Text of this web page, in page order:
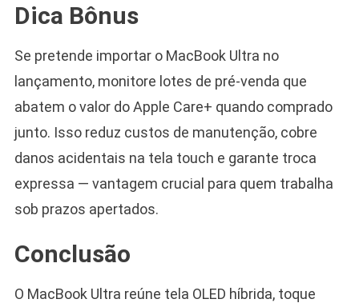
Dica Bônus
Se pretende importar o MacBook Ultra no
lançamento, monitore lotes de pré-venda que
abatem o valor do Apple Care+ quando comprado
junto. Isso reduz custos de manutenção, cobre
danos acidentais na tela touch e garante troca
expressa — vantagem crucial para quem trabalha
sob prazos apertados.
Conclusão
O MacBook Ultra reúne tela OLED híbrida, toque